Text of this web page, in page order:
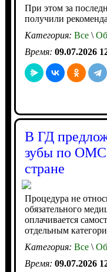
При этом за
получили
Категория: Все\
Время: 09.07.2026
В ГД
зубы по ОМС
стране
Процедура не
обязательного
оплачивается
отдельным
Категория: Все\
Время: 09.07.2026